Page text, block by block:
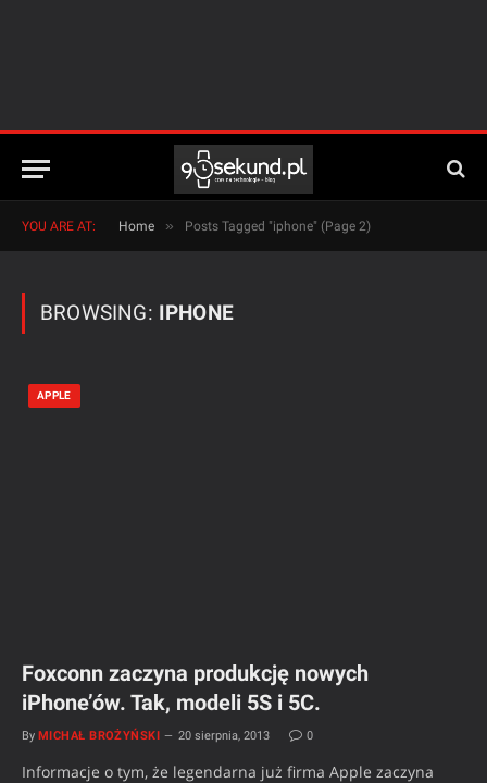
YOU ARE AT: Home » Posts Tagged "iphone" (Page 2)
BROWSING: IPHONE
APPLE
Foxconn zaczyna produkcję nowych
iPhone’ów. Tak, modeli 5S i 5C.
By MICHAŁ BROŻYŃSKI 20 sierpnia, 2013 0
Informacje o tym, że legendarna już firma Apple zaczyna